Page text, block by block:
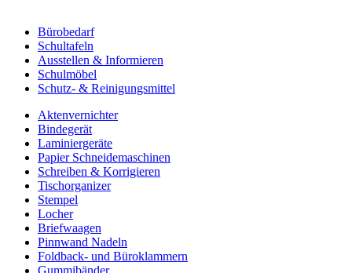
Bürobedarf
Schultafeln
Ausstellen & Informieren
Schulmöbel
Schutz- & Reinigungsmittel
Aktenvernichter
Bindegerät
Laminiergeräte
Papier Schneidemaschinen
Schreiben & Korrigieren
Tischorganizer
Stempel
Locher
Briefwaagen
Pinnwand Nadeln
Foldback- und Büroklammern
Gummibänder